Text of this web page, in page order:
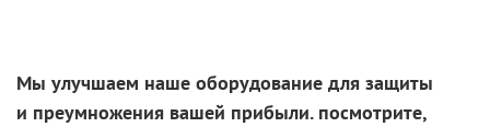
Мы улучшаем наше оборудование для защиты
и преумножения вашей прибыли. посмотрите,